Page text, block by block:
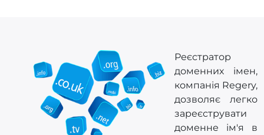
Реєстратор
доменних імен,
компанія Regery,
дозволяє легко
зареєструвати
доменне ім'я в